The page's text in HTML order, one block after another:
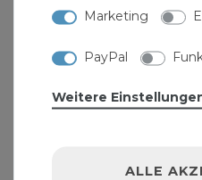
Marketing
PayPal
Weitere
ALLE